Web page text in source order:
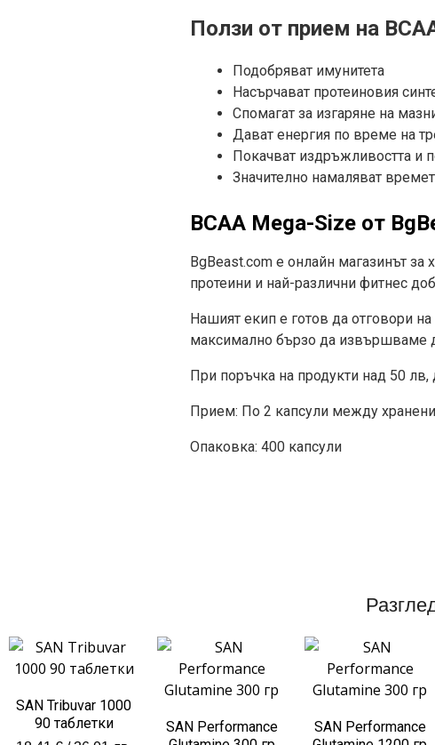
Ползи от прием на
Подобряват имунитета
Насърчават протеиновия
Спомагат за изгаряне на
Дават енергия по време на
Покачват издръжливостта и
Значително намаляват
BCAA Mega-Size от
BgBeast.com е онлайн магазинът
протеини и най-различни фитнес
Нашият екип е готов да отговори
максимално бързо да извършваме
При поръчка на продукти над 50
Прием: По 2 капсули между
Опаковка: 400 капсули
SAN Tribuvar 1000
90 таблетки
SAN Performance
SAN Performance